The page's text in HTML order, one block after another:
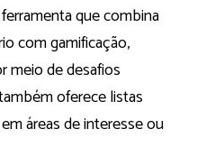
que combina
com gamificação,
meio de desafios
oferece listas
áreas de interesse ou